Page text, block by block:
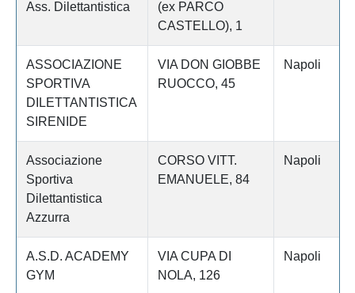
Ass. Dilettantistica
(ex PARCO
CASTELLO), 1
ASSOCIAZIONE
SPORTIVA
DILETTANTISTICA
SIRENIDE
VIA DON GIOBBE
RUOCCO, 45
Napoli
Associazione
Sportiva
Dilettantistica
Azzurra
CORSO VITT.
EMANUELE, 84
Napoli
A.S.D. ACADEMY
GYM
VIA CUPA DI
NOLA, 126
Napoli